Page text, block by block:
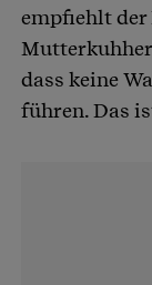
empfiehlt
dass keine
führen. Das